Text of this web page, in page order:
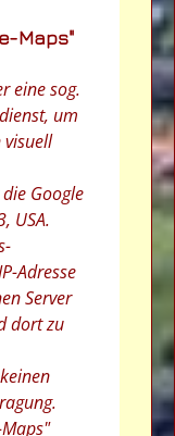
Maps"
eine sog.
um
visuell
Google
USA.
Adresse
Server
dort zu